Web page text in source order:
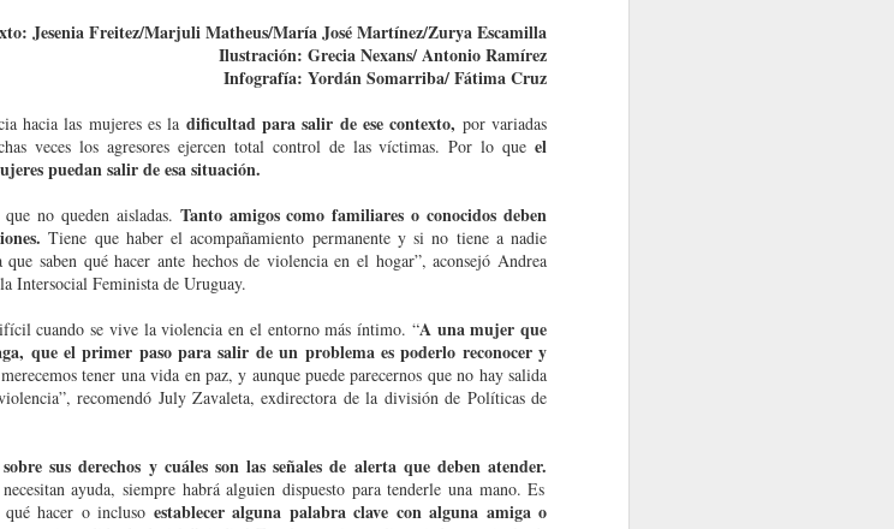
Jesenia Freitez/Marjuli Matheus/María José Martínez/Zurya Escamilla
Ilustración: Grecia Nexans/ Antonio Ramírez
Infografía: Yordán Somarriba/ Fátima Cruz
hacia las mujeres es la dificultad para salir de ese contexto, por variadas
veces los agresores ejercen total control de las víctimas. Por lo queel
puedan salir de esa situación.
no queden aisladas. Tanto amigos como familiares o conocidos deben
Tiene que haber el acompañamiento permanente y si no tiene a nadie
saben qué hacer ante hechos de violencia en el hogar”, aconsejó Andrea
Intersocial Feminista de Uruguay.
cuando se vive la violencia en el entorno más íntimo. “A una mujer que
que el primer paso para salir de un problema es poderlo reconocer y
tener una vida en paz, y aunque puede parecernos que no hay salida
recomendó July Zavaleta, exdirectora de la división de Políticas de
sus derechos y cuáles son las señales de alerta que deben atender.
ayuda, siempre habrá alguien dispuesto para tenderle una mano. Es
hacer o incluso establecer alguna palabra clave con alguna amiga o